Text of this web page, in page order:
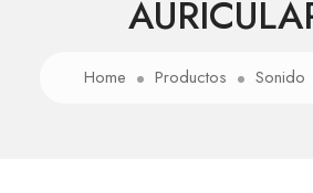
Home Productos Sonido